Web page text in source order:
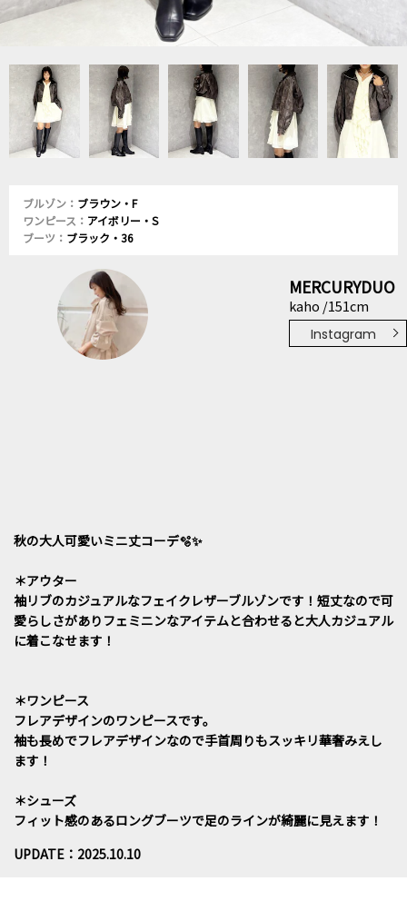
ブルゾン： ブラウン・F
ワンピース： アイボリー・S
ブーツ： ブラック・36
MERCURYDUO
kaho /151cm
Instagram
秋の大人可愛いミニ丈コーデ🫧✨
＊アウター
袖リブのカジュアルなフェイクレザーブルゾンです！短丈なので可
愛らしさがありフェミニンなアイテムと合わせると大人カジュアル
に着こなせます！
＊ワンピース
フレアデザインのワンピースです。
袖も長めでフレアデザインなので手首周りもスッキリ華奢みえし
ます！
＊シューズ
フィット感のあるロングブーツで足のラインが綺麗に見えます！
UPDATE：2025.10.10